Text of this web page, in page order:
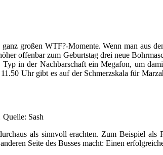
großen WTF?-Momente. Wenn man aus
offenbar zum Geburtstag drei neue
in der Nachbarschaft ein Megafon, um
Uhr gibt es auf der Schmerzskala für
Sash
als sinnvoll erachten. Zum Beispiel als
Seite des Busses macht: Einen